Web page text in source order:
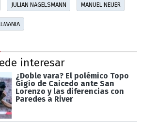
JULIAN NAGELSMANN MANUEL NEUER
interesar
¿Doble vara? El polémico Topo
Gigio de Caicedo ante San
Lorenzo y las diferencias con
Paredes a River